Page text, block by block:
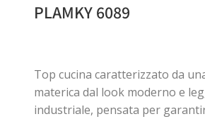
PLAMKY 6089
Top cucina caratterizzato da
materica dal look moderno e
industriale, pensata per